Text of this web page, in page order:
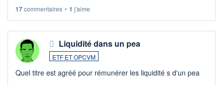
17commentaires • 1 j'aime
Liquidité dans un pea
ETF ET OPCVM
Quel titre est agréé pour rémunérer les liquidité s d'un pea